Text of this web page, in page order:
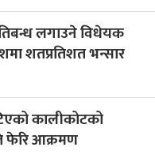
लगाउने विधेयक
शतप्रतिशत भन्सार
कालीकोटको
फेरि आक्रमण